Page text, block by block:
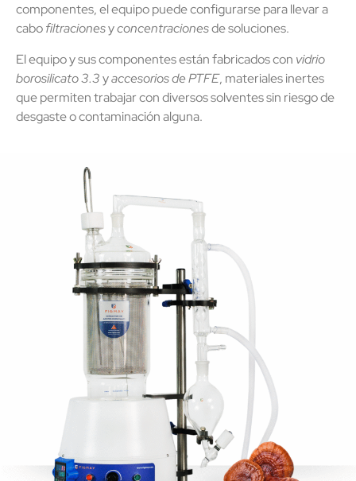
componentes, el equipo puede configurarse para llevar a
cabofiltracionesyconcentracionesde soluciones.
El equipo y sus componentes están fabricados con vidrio
borosilicato 3.3yaccesorios de PTFE, materiales inertes
que permiten trabajar con diversos solventes sin riesgo de
desgaste o contaminación alguna.